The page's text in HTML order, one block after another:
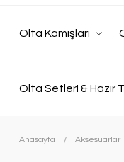
Olta Kamışları
Olta Setleri & Hazır
Anasayfa Aksesuarlar